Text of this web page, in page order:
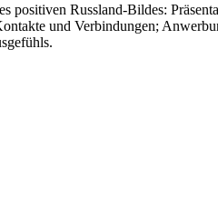
Russland-Bildes:
und Verbindungen;